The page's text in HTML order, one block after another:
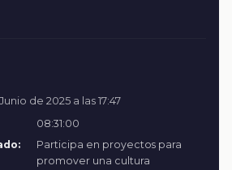
de 2025 a las 17:47
08:31:00
Participa en proyectos para
promover una cultura